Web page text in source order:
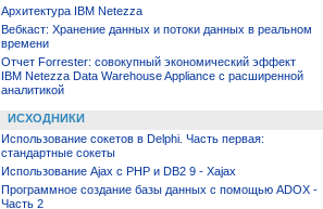
Архитектура IBM Netezza
Вебкаст: Хранение данных и потоки данных в реальном
времени
Отчет Forrester: совокупный экономический эффект
IBM Netezza Data Warehouse Appliance с расширенной
аналитикой
ИСХОДНИКИ
Использование сокетов в Delphi. Часть первая:
стандартные сокеты
Использование Ajax с PHP и DB2 9 - Xajax
Программное создание базы данных с помощью ADOX -
Часть 2